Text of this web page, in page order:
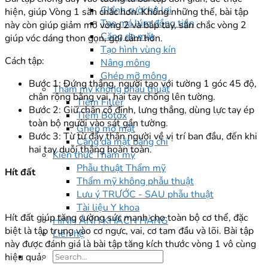
Chỉnh cười hở lợi
Tạo má lúm đồng tiền
Căng da mặt
Tạo hình vùng kín
Nâng mông
Ghép mỡ mông
Thẩm mỹ không phẫu thuật
Tiêm Filler
Tiêm Botox
Ghép mỡ mặt
Căng da mặt bằng chỉ
Kiến thức Thẩm mỹ
Phẫu thuật Thẩm mỹ
Thẩm mỹ không phẫu thuật
Lưu ý TRƯỚC - SAU phẫu thuật
Tài liệu Y khoa
HÌNH ẢNH KHÁCH HÀNG
Liên hệ
hiện, giúp Vòng 1 săn chắc hơn. Không những thế, bài tập
này còn giúp giảm mỡ vòng 2 và bắp tay, săn chắc vòng 2
giúp vóc dáng thon gọn, gợi cảm hơn.
Cách tập:
Bước 1: Đứng thẳng, người tạo với tường 1 góc 45 độ,
chân rộng bằng vai, hai tay chống lên tường.
Bước 2: Giữ chân cố định, lưng thẳng, dùng lực tay ép
toàn bộ người vào sát gần tường.
Bước 3: Từ từ đẩy thân người về vị trí ban đầu, đến khi
hai tay duỗi thẳng hoàn toàn.
Hít đất
Hít đất giúp tăng cường sức mạnh cho toàn bộ cơ thể, đặc
biệt là tập trung vào cơ ngực, vai, cơ tam đầu và lõi. Bài tập
này được đánh giá là bài tập tăng kích thước vòng 1 vô cùng
hiệu quả.